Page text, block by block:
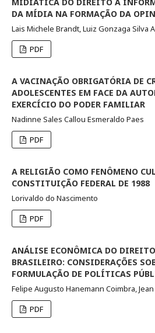
DA MÍDIA NA FORMAÇÃO DA
Lais Michele Brandt, Luiz Gonzaga Silva
PDF
A VACINAÇÃO OBRIGATÓRIA DE
ADOLESCENTES EM FACE DA
EXERCÍCIO DO PODER FAMILIAR
Nadinne Sales Callou Esmeraldo Paes
PDF
A RELIGIÃO COMO FENÔMENO
CONSTITUIÇÃO FEDERAL DE 1988
Lorivaldo do Nascimento
PDF
ANÁLISE ECONÔMICA DO
BRASILEIRO: CONSIDERAÇÕES
FORMULAÇÃO DE POLÍTICAS
Felipe Augusto Hanemann Coimbra,
PDF